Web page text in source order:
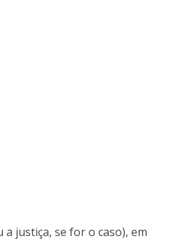
justiça, se for o caso), em